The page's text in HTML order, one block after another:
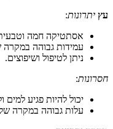
עץ יתרונות:
אסתטיקה חמה
עמידות גבוהה במקרה
ניתן לטיפול ושיפוצים.
חסרונות:
יכול להיות פגיע למים
עלות גבוהה במקרה